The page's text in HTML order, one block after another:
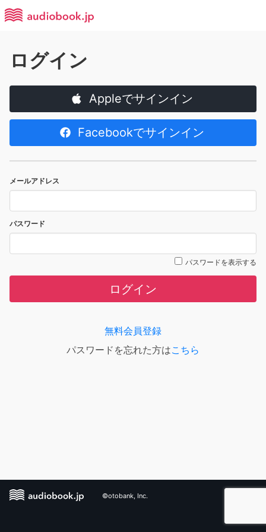
ログイン
Appleでサインイン
Facebookでサインイン
メールアドレス
パスワード
パスワードを表示する
ログイン
無料会員登録
パスワードを忘れた方はこちら
©otobank, Inc.